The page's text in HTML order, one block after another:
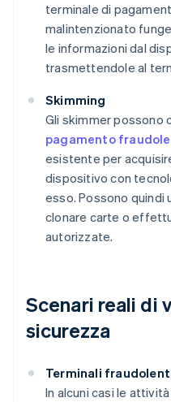
terminale di
malintenzionato
le informazioni dal
trasmettendole al
Skimming
Gli skimmer possono
pagamento
esistente per
dispositivo con
esso. Possono quindi
clonare carte o
autorizzate.
Scenari reali di
sicurezza
Terminali
In alcuni casi le